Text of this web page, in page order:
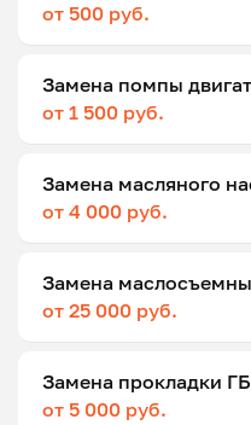
от 500 руб.
Замена помпы
от 1 500 руб.
Замена масляного
от 4 000 руб.
Замена
от 25 000 руб.
Замена прокладки
от 5 000 руб.